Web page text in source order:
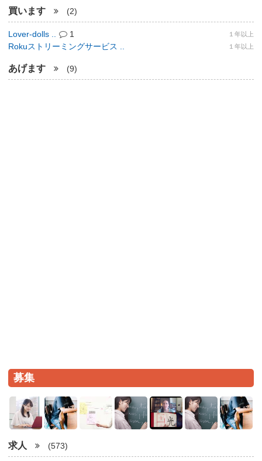
買います (2)
Lover-dolls .. 1 １年以上
Rokuストリーミングサービス .. １年以上
あげます (9)
募集
求人 (573)